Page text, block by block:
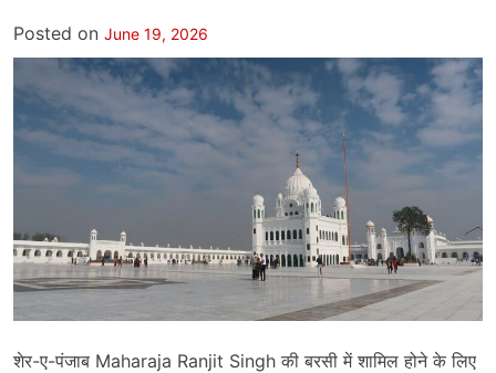
Posted on June 19, 2026
शेर-ए-पंजाब Maharaja Ranjit Singh की बरसी में शामिल होने के लिए